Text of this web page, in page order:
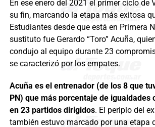
En ese enero del 2021 el primer ciclo de
su fin, marcando la etapa más exitosa
Estudiantes desde que está en Primera
sustituto fue Gerardo “Toro” Acuña,
condujo al equipo durante 23
se caracterizó por los empates.
Acuña es el entrenador (de los 8 que
PN) que más porcentaje de igualdades
en 23 partidos dirigidos. El periplo del
también estuvo marcado por una etapa